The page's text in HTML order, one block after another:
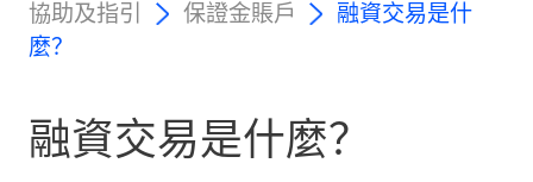
協助及指引 保證金賬戶
融資交易是什
麼？
融資交易是什麼？